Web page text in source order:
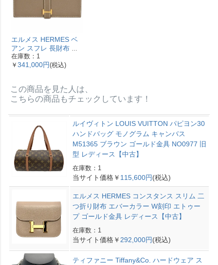
エルメス HERMES ベ
アン スフレ 長財布 ヴ
ォーエプソン Y刻印 エ
トゥープ ゴールド金具
在庫数：1
￥ 341,000円(税込)
この商品を見た人は、
こちらの商品もチェックしています！
ルイヴィトン LOUIS VUITTON パピヨン30
ハンドバッグ モノグラム キャンバス
M51365 ブラウン ゴールド金具 NO0977 旧
型 レディース【中古】
在庫数：1
当サイト価格￥ 115,600円(税込)
エルメス HERMES コンスタンス スリム 二
つ折り財布 エバーカラー W刻印 エトゥー
プ ゴールド金具 レディース【中古】
在庫数：1
当サイト価格￥ 292,000円(税込)
ティファニー Tiffany&Co. ハードウェア ス